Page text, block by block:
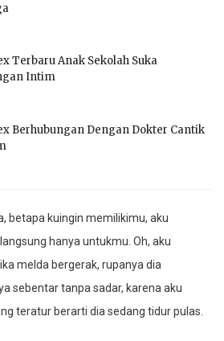
Terbaru Anak Sekolah Suka
Intim
Berhubungan Dengan Dokter Cantik
betapa kuingin memilikimu, aku
hanya untukmu. Oh, aku
melda bergerak, rupanya dia
sebentar tanpa sadar, karena aku
teratur berarti dia sedang tidur pulas.